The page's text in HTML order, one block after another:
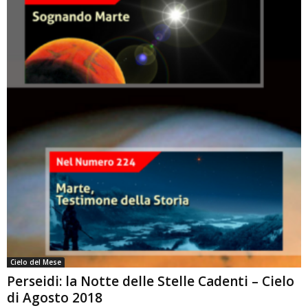
Cielo del Mese
Perseidi: la Notte delle Stelle Cadenti – Cielo
di Agosto 2018